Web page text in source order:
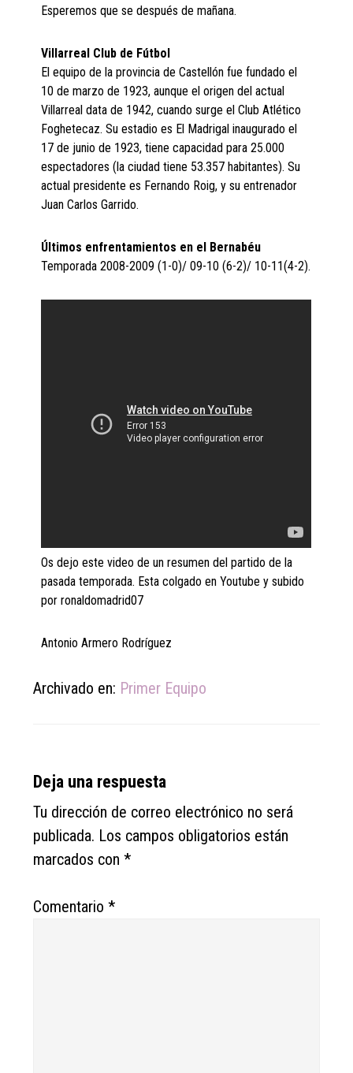
Esperemos que se después de mañana.
Villarreal Club de Fútbol
El equipo de la provincia de Castellón fue fundado el
10 de marzo de 1923, aunque el origen del actual
Villarreal data de 1942, cuando surge el Club Atlético
Foghetecaz. Su estadio es El Madrigal inaugurado el
17 de junio de 1923, tiene capacidad para 25.000
espectadores (la ciudad tiene 53.357 habitantes). Su
actual presidente es Fernando Roig, y su entrenador
Juan Carlos Garrido.
Últimos enfrentamientos en el Bernabéu
Temporada 2008-2009 (1-0)/ 09-10 (6-2)/ 10-11(4-2).
Os dejo este video de un resumen del partido de la
pasada temporada. Esta colgado en Youtube y subido
por ronaldomadrid07
Antonio Armero Rodríguez
Archivado en: Primer Equipo
Reader
Interactions
Deja una respuesta
Tu dirección de correo electrónico no será
publicada. Los campos obligatorios están
marcados con*
Comentario*